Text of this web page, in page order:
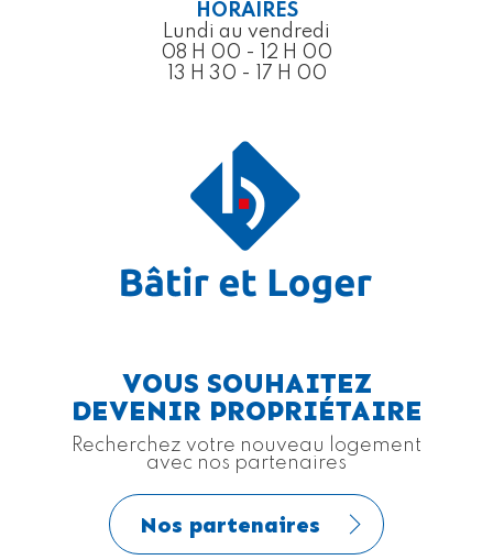
HORAIRES
Lundi au vendredi
08 H 00 - 12 H 00
13 H 30 - 17 H 00
VOUS SOUHAITEZ
DEVENIR PROPRIÉTAIRE
Recherchez votre nouveau logement
avec nos partenaires
Nos partenaires